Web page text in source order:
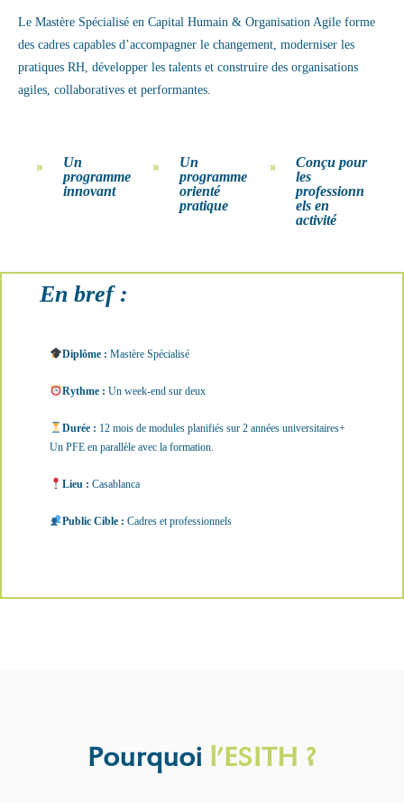
Le Mastère Spécialisé en Capital Humain & Organisation Agile forme
des cadres capables d’accompagner le changement, moderniser les
pratiques RH, développer les talents et construire des organisations
agiles, collaboratives et performantes.
Un
programme
innovant
Un
programme
orienté
pratique
Conçu pour
les
professionn
els en
activité
En bref :
Diplôme : Mastère Spécialisé
Rythme : Un week-end sur deux
Durée : 12 mois de modules planifiés sur 2 années universitaires+
Un PFE en parallèle avec la formation.
Lieu : Casablanca
Public Cible : Cadres et professionnels
Pourquoi l’ESITH ?